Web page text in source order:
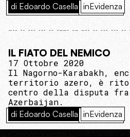
di Edoardo Casella inEvidenza
IL FIATO DEL NEMICO
17 Ottobre 2020
Il Nagorno-Karabakh,
territorio azero, è
centro della disputa fra
Azerbaijan.
di Edoardo Casella inEvidenza